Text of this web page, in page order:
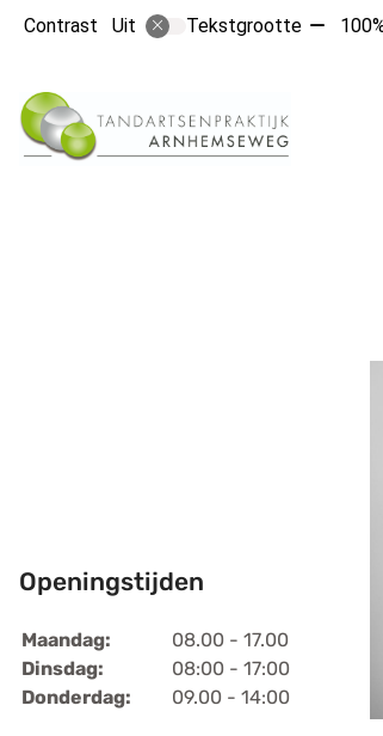
Contrast Uit Tekstgrootte Tekst
Openingstijden
Maandag:
08.00 - 17.00
Dinsdag:
08:00 - 17:00
Donderdag:
09.00 - 14:00